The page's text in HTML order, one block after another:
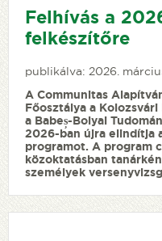
Felhívás a
felkészítőre
publikálva: 2026.
A Communitas
Főosztálya a
a Babeș-Bolyai
2026-ban újra elindítja
programot. A program
közoktatásban
személyek